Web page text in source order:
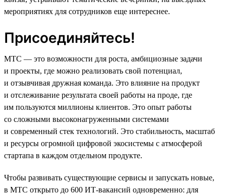
мероприятиях для сотрудников еще интереснее.
Присоединяйтесь!
МТС — это возможности для роста, амбициозные задачи
и проекты, где можно реализовать свой потенциал,
и отзывчивая дружная команда. Это влияние на продукт
и отслеживание результата своей работы на проде, где
им пользуются миллионы клиентов. Это опыт работы
со сложными высоконагруженными системами
и современный стек технологий. Это стабильность, масштаб
и ресурсы огромной цифровой экосистемы с атмосферой
стартапа в каждом отдельном продукте.
Чтобы развивать существующие сервисы и запускать новые,
в МТС открыто до 600 ИТ-вакансий одновременно: для